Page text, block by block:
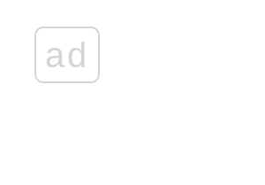
ad